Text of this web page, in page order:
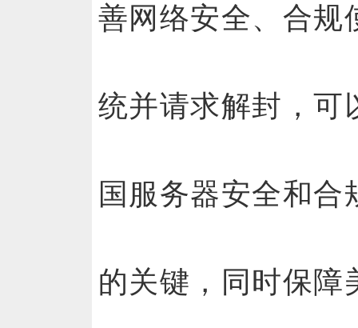
善网络安全、合规
统并请求解封，可
国服务器安全和
的关键，同时保障